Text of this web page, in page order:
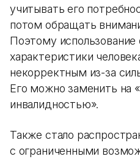
учитывать его
потом обращать
Поэтому использование
характеристики
некорректным из-за
Его можно заменить на
инвалидностью».
Также стало
с ограниченными